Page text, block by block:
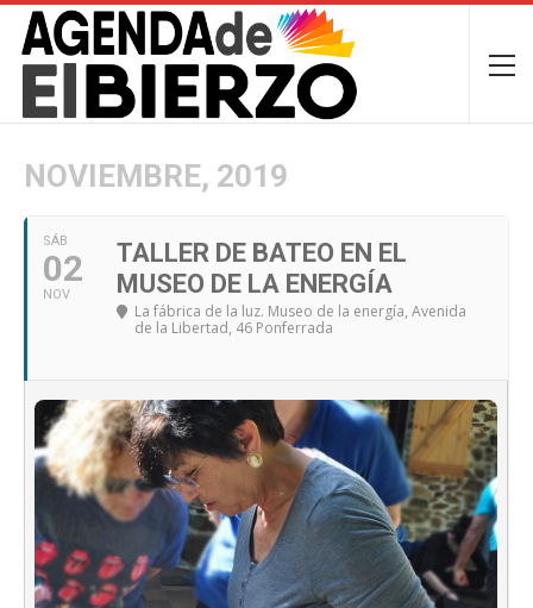
NOVIEMBRE, 2019
SÁB
02
NOV
TALLER DE BATEO EN EL
MUSEO DE LA ENERGÍA
La fábrica de la luz. Museo de la energía, Avenida
de la Libertad, 46 Ponferrada